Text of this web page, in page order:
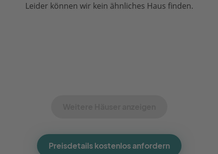
Leider können wir kein ähnliches Haus finden.
Preisdetails kostenlos anfordern